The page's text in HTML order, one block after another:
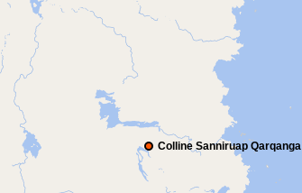
Colline Sanniruap Qarqanga